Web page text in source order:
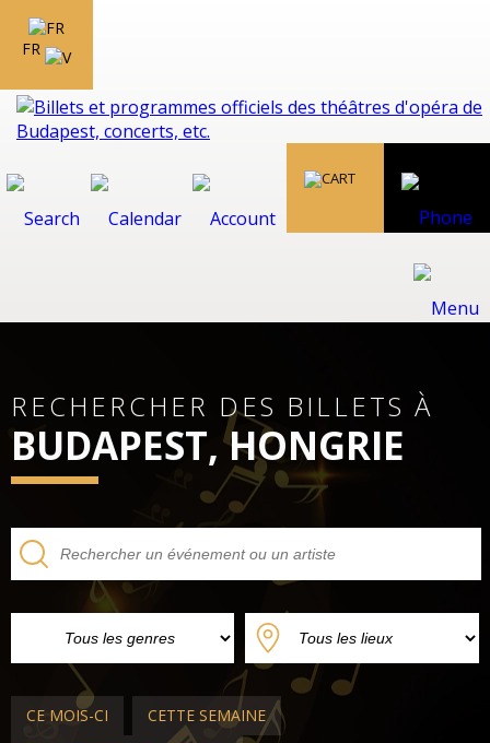
FR
RECHERCHER DES BILLETS À
BUDAPEST, HONGRIE
CE MOIS-CI
CETTE SEMAINE